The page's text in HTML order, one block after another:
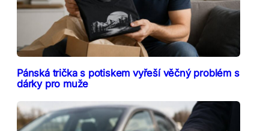
Pánská trička s potiskem vyřeší věčný problém s
dárky pro muže